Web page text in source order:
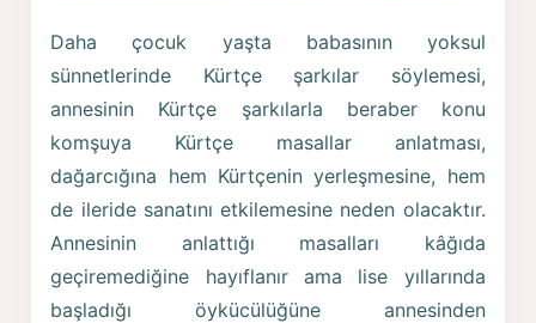
Daha çocuk yaşta babasının yoksul
sünnetlerinde Kürtçe şarkılar söylemesi,
annesinin Kürtçe şarkılarla beraber konu
komşuya Kürtçe masallar anlatması,
dağarcığına hem Kürtçenin yerleşmesine, hem
de ileride sanatını etkilemesine neden olacaktır.
Annesinin anlattığı masalları kâğıda
geçiremediğine hayıflanır ama lise yıllarında
başladığı öykücülüğüne annesinden